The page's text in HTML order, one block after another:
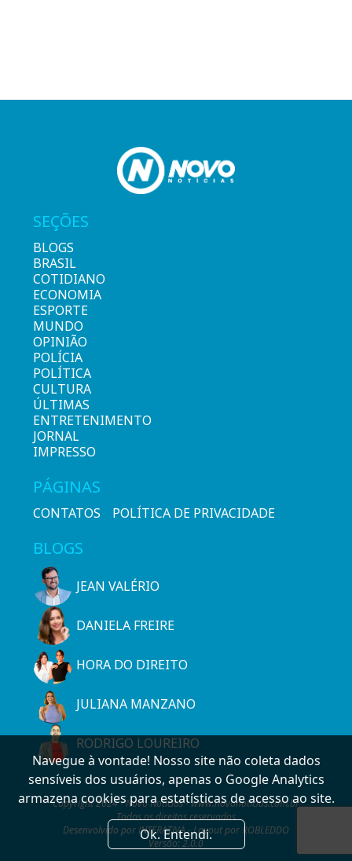
SEÇÕES
BLOGS
BRASIL
COTIDIANO
ECONOMIA
ESPORTE
MUNDO
OPINIÃO
POLÍCIA
POLÍTICA
CULTURA
ÚLTIMAS
ENTRETENIMENTO
JORNAL
IMPRESSO
PÁGINAS
CONTATOS POLÍTICA DE PRIVACIDADE
BLOGS
JEAN VALÉRIO
DANIELA FREIRE
HORA DO DIREITO
JULIANA MANZANO
RODRIGO LOUREIRO
Copyright 2024 - Novo Notícias - www.novonoticias.com.br
Todos os direitos reservados
Desenvolvido por INTERATIVA - Layout por ROBLEDDO
Versão: 2.0.0
Navegue à vontade! Nosso site não coleta dados
sensíveis dos usuários, apenas o Google Analytics
armazena cookies para estatísticas de acesso ao site.
Ok. Entendi.